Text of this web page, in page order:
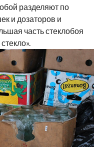
разделяют по
и дозаторов и
часть стеклобоя